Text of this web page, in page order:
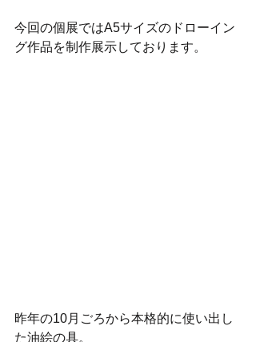
今回の個展ではA5サイズのドローイン
グ作品を制作展示しております。
昨年の10月ごろから本格的に使い出し
た油絵の具。